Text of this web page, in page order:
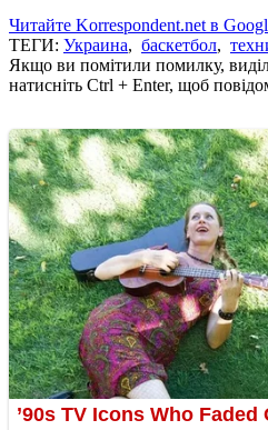
Читайте Korrespondent.net в
ТЕГИ: Украина, баскетбол,
Якщо ви помітили помилку,
натисніть Ctrl + Enter, щоб